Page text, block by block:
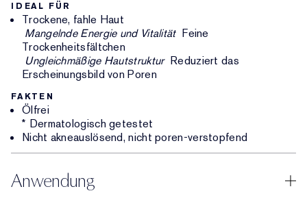
IDEAL FÜR
Trockene, fahle Haut
Mangelnde Energie und Vitalität Feine
Trockenheitsfältchen
Ungleichmäßige Hautstruktur Reduziert das
Erscheinungsbild von Poren
FAKTEN
Ölfrei
* Dermatologisch getestet
Nicht akneauslösend, nicht poren-verstopfend
Anwendung